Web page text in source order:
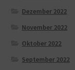
Dezember 2022
November 2022
Oktober 2022
September 2022